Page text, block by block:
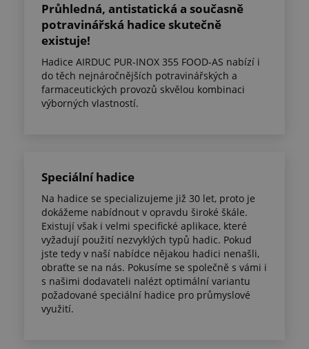
Průhledná, antistatická a současně
potravinářská hadice skutečně
existuje!
Hadice AIRDUC PUR-INOX 355 FOOD-AS nabízí i
do těch nejnáročnějších potravinářských a
farmaceutických provozů skvělou kombinaci
výborných vlastností.
Speciální hadice
Na hadice se specializujeme již 30 let, proto je
dokážeme nabídnout v opravdu široké škále.
Existují však i velmi specifické aplikace, které
vyžadují použití nezvyklých typů hadic. Pokud
jste tedy v naší nabídce nějakou hadici nenašli,
obraťte se na nás. Pokusíme se společně s vámi i
s našimi dodavateli nalézt optimální variantu
požadované speciální hadice pro průmyslové
využití.